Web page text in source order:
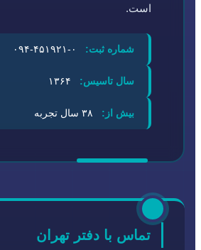
است.
شماره ثبت:
سال تاسیس:
بیش از:
تماس با دفتر تهران